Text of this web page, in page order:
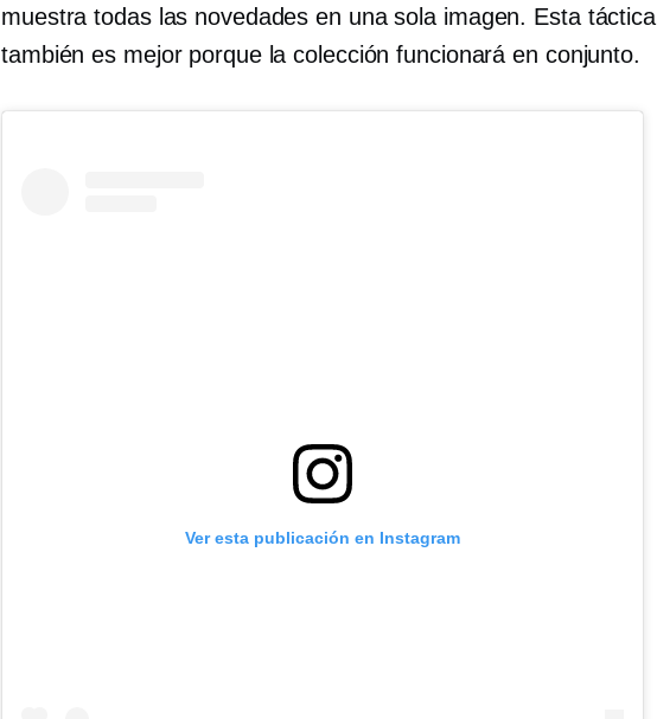
muestra todas las novedades en una sola imagen. Esta táctica
también es mejor porque la colección funcionará en conjunto.
Ver esta publicación en Instagram